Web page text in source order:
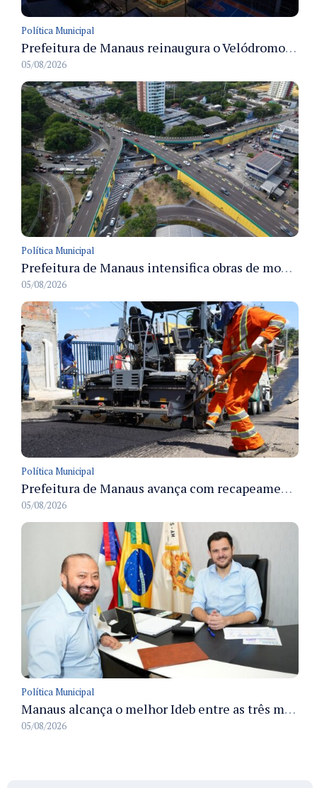
Política Municipal
Prefeitura de Manaus reinaugura o Velódromo Professora Alzira Campos e entrega espaço esportivo totalmente revitalizado
05/08/2026
Política Municipal
Prefeitura de Manaus intensifica obras de modernização no viaduto Miguel Arraes para ampliar segurança e acessibilidade na região
05/08/2026
Política Municipal
Prefeitura de Manaus avança com recapeamento no Parque Rio Solimões e cobre cerca de 30 ruas
05/08/2026
Política Municipal
Manaus alcança o melhor Ideb entre as três maiores redes municipais do país em 2025 com avanço na aprendizagem
05/08/2026